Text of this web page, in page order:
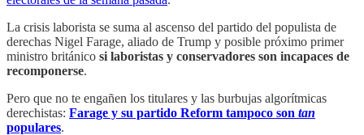
La crisis laborista se suma al ascenso del partido del populista de
derechas Nigel Farage, aliado de Trump y posible próximo primer
ministro británico si laboristas y conservadores son incapaces de
recomponerse.
Pero que no te engañen los titulares y las burbujas algorítmicas
derechistas: Farage y su partido Reform tampoco son tan
populares.